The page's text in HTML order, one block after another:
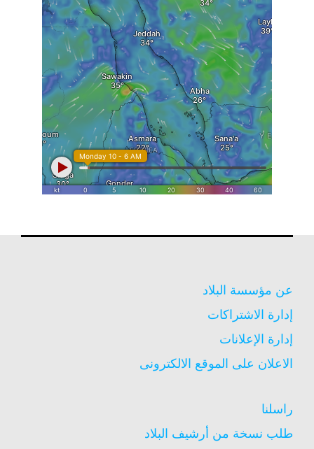
عن مؤسسة البلاد
إدارة الاشتراكات
إدارة الإعلانات
الاعلان على الموقع الالكترونى
راسلنا
طلب نسخة من أرشيف البلاد